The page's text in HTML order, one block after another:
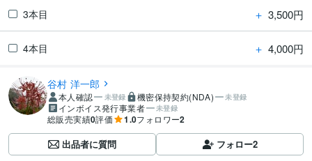
3本目 ＋ 3,500円
4本目 ＋ 4,000円
谷村 洋一郎
本人確認 未登録 機密保持契約(NDA) 未登録
インボイス発行事業者 未登録
総販売実績0評価 1.0フォロワー2
出品者に質問 フォロー2